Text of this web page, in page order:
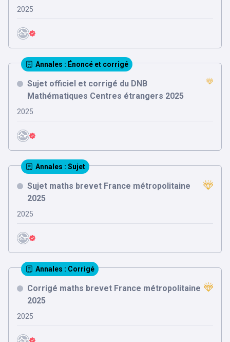
2025
Annales : Énoncé et corrigé
Sujet officiel et corrigé du DNB
Mathématiques Centres étrangers 2025
2025
Annales : Sujet
Sujet maths brevet France métropolitaine
2025
2025
Annales : Corrigé
Corrigé maths brevet France métropolitaine
2025
2025